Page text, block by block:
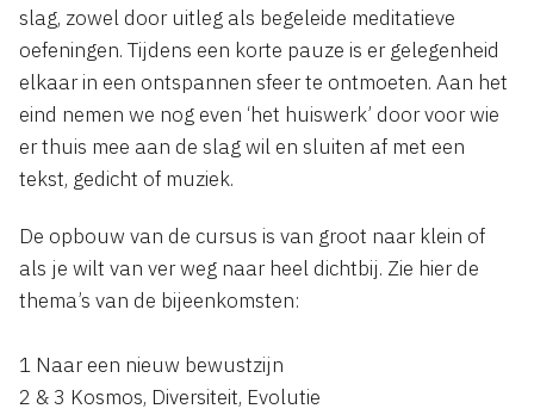
slag, zowel door uitleg als begeleide meditatieve
oefeningen. Tijdens een korte pauze is er gelegenheid
elkaar in een ontspannen sfeer te ontmoeten. Aan het
eind nemen we nog even ‘het huiswerk’ door voor wie
er thuis mee aan de slag wil en sluiten af met een
tekst, gedicht of muziek.
De opbouw van de cursus is van groot naar klein of
als je wilt van ver weg naar heel dichtbij. Zie hier de
thema’s van de bijeenkomsten:
1 Naar een nieuw bewustzijn
2 & 3 Kosmos, Diversiteit, Evolutie